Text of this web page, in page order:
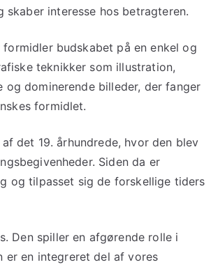
interesse hos betragteren.
budskabet på en enkel og
teknikker som illustration,
dominerende billeder, der fanger
formidlet.
det 19. århundrede, hvor den blev
Siden da er
og tilpasset sig de forskellige tiders
Den spiller en afgørende rolle i
er en integreret del af vores